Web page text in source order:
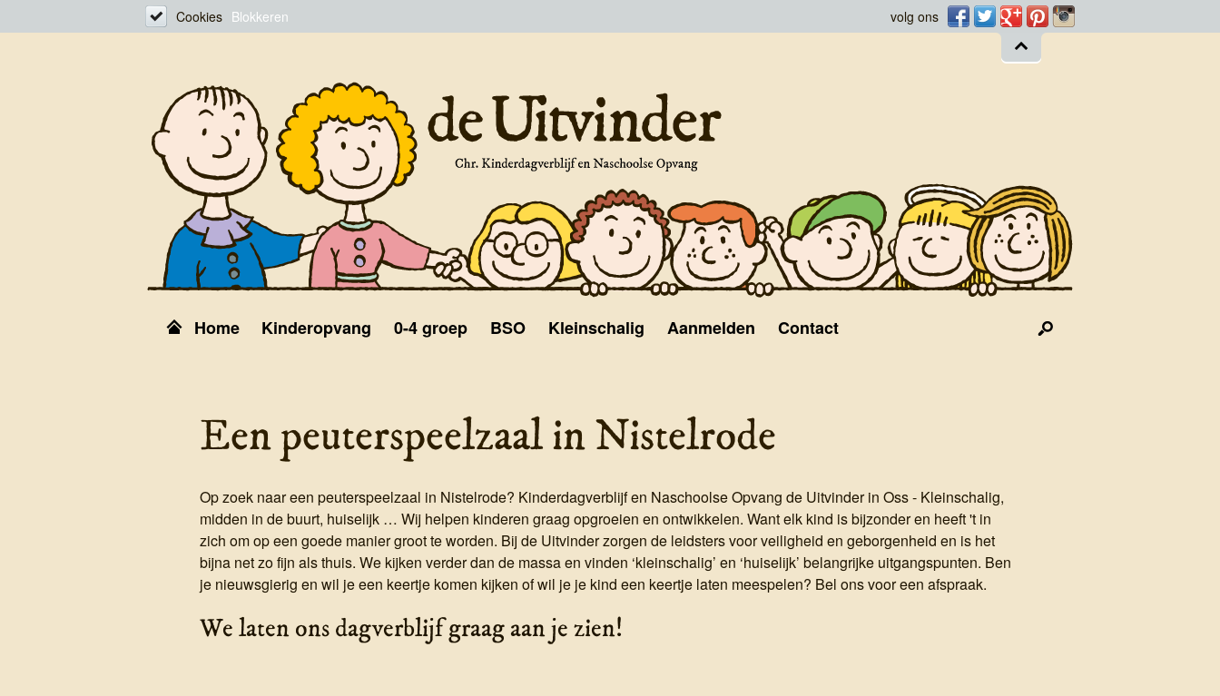
Cookies Blokkeren volg ons Facebook
TwitterGoogleplus
Pinterest
Home Kinderopvang 0-4 groep BSO Kleinschalig Aanmelden Contact
Een peuterspeelzaal in Nistelrode
Op zoek naar een peuterspeelzaal in Nistelrode? Kinderdagverblijf en Naschoolse Opvang de Uitvinder in Oss - Kleinschalig,
midden in de buurt, huiselijk … Wij helpen kinderen graag opgroeien en ontwikkelen. Want elk kind is bijzonder en heeft 't in
zich om op een goede manier groot te worden. Bij de Uitvinder zorgen de leidsters voor veiligheid en geborgenheid en is het
bijna net zo fijn als thuis. We kijken verder dan de massa en vinden ‘kleinschalig’ en ‘huiselijk’ belangrijke uitgangspunten. Ben
je nieuwsgierig en wil je een keertje komen kijken of wil je je kind een keertje laten meespelen? Bel ons voor een afspraak.
We laten ons dagverblijf graag aan je zien!